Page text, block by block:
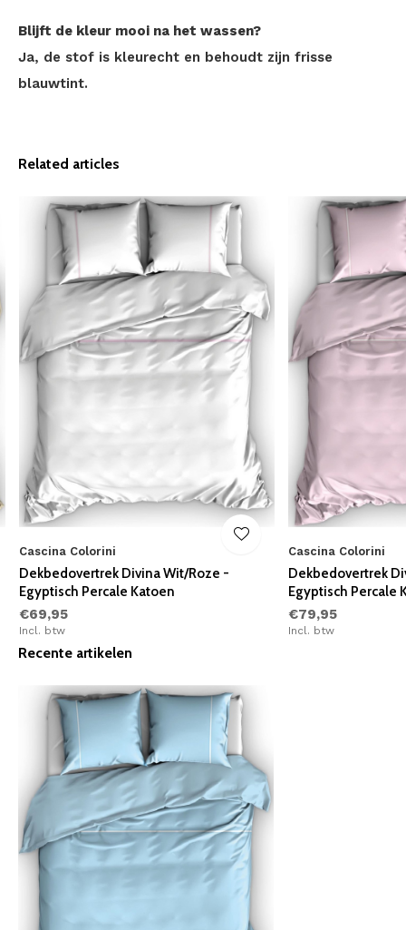
Blijft de kleur mooi na het wassen?
Ja, de stof is kleurecht en behoudt zijn frisse
blauwtint.
Related articles
Cascina Colorini
Dekbedovertrek Divina Wit/Roze -
Egyptisch Percale Katoen
€69,95
Incl. btw
Cascina Colorini
Dekbedovertrek
Egyptisch Percale
€79,95
Incl. btw
Recente artikelen